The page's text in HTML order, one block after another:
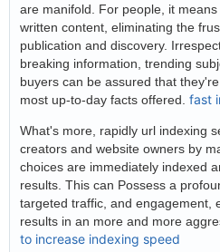
are manifold. For people, it
written content, eliminating the
publication and discovery.
breaking information, trending
buyers can be assured that
most up-to-day facts offered. fast
What's more, rapidly url indexing
creators and website owners by
choices are immediately indexed
results. This can Possess a
targeted traffic, and engagement,
results in an more and more
to increase indexing speed